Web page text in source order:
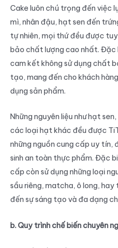
Cake luôn chú trọng đến việc
mì, nhân đậu, hạt sen đến
tự nhiên, mọi thứ đều được
bảo chất lượng cao nhất. Đặc
cam kết không sử dụng chất
tạo, mang đến cho khách
dụng sản phẩm.
Những nguyên liệu như hạt
các loại hạt khác đều được
những nguồn cung cấp uy tín,
sinh an toàn thực phẩm. Đặc
cấp còn sử dụng những loại
sầu riêng, matcha, ô long, hay
đến sự sáng tạo và đa dạng
b. Quy trình chế biến chuyên